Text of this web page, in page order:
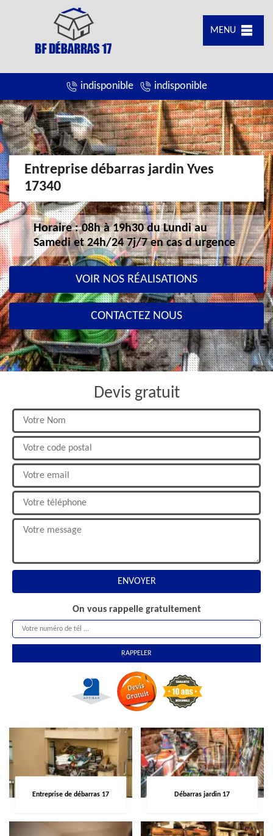
MENU
indisponible indisponible
Entreprise débarras jardin Yves
17340
Horaire : 08h à 19h30 du Lundi au
Samedi et 24h/24 7j/7 en cas d urgence
VOIR NOS RÉALISATIONS
CONTACTEZ NOUS
Devis gratuit
On vous rappelle gratuitement
Entreprise de débarras 17 Débarras jardin 17